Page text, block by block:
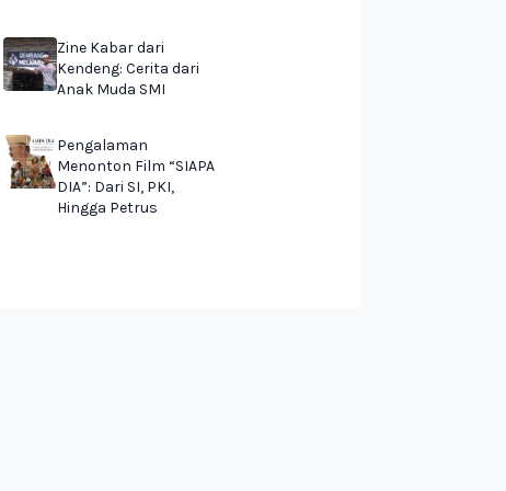
Zine Kabar dari
Kendeng: Cerita dari
Anak Muda SMI
Pengalaman
Menonton Film “SIAPA
DIA”: Dari SI, PKI,
Hingga Petrus